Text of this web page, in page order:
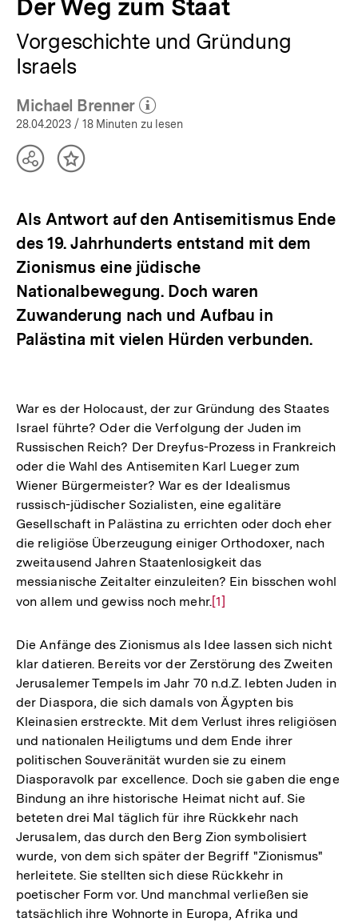
Der Weg zum Staat
Vorgeschichte und Gründung
Israels
Michael Brenner
(Mehr zum Autor)
öffnen
28.04.2023 / 18 Minuten zu lesen
TeilenInhalt
Als Antwort auf den Antisemitismus Ende
des 19. Jahrhunderts entstand mit dem
Zionismus eine jüdische
Nationalbewegung. Doch waren
Zuwanderung nach und Aufbau in
Palästina mit vielen Hürden verbunden.
War es der Holocaust, der zur Gründung des Staates
Israel führte? Oder die Verfolgung der Juden im
Russischen Reich? Der Dreyfus-Prozess in Frankreich
oder die Wahl des Antisemiten Karl Lueger zum
Wiener Bürgermeister? War es der Idealismus
russisch-jüdischer Sozialisten, eine egalitäre
Gesellschaft in Palästina zu errichten oder doch eher
die religiöse Überzeugung einiger Orthodoxer, nach
zweitausend Jahren Staatenlosigkeit das
messianische Zeitalter einzuleiten? Ein bisschen wohl
von allem und gewiss noch mehr.Zur
der
Fußnote
[1]
Die Anfänge des Zionismus als Idee lassen sich nicht
klar datieren. Bereits vor der Zerstörung des Zweiten
Jerusalemer Tempels im Jahr 70 n.d.Z. lebten Juden in
der Diaspora, die sich damals von Ägypten bis
Kleinasien erstreckte. Mit dem Verlust ihres religiösen
und nationalen Heiligtums und dem Ende ihrer
politischen Souveränität wurden sie zu einem
Diasporavolk par excellence. Doch sie gaben die enge
Bindung an ihre historische Heimat nicht auf. Sie
beteten drei Mal täglich für ihre Rückkehr nach
Jerusalem, das durch den Berg Zion symbolisiert
wurde, von dem sich später der Begriff "Zionismus"
herleitete. Sie stellten sich diese Rückkehr in
poetischer Form vor. Und manchmal verließen sie
tatsächlich ihre Wohnorte in Europa, Afrika und